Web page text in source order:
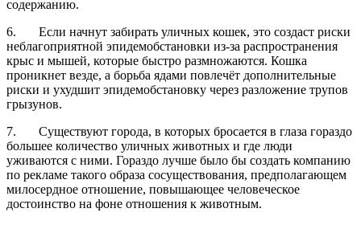
содержанию.
6. Если начнут забирать уличных кошек, это создаст риски
неблагоприятной эпидемобстановки из-за распространения
крыс и мышей, которые быстро размножаются. Кошка
проникнет везде, а борьба ядами повлечёт дополнительные
риски и ухудшит эпидемобстановку через разложение трупов
грызунов.
7. Существуют города, в которых бросается в глаза гораздо
большее количество уличных животных и где люди
уживаются с ними. Гораздо лучше было бы создать компанию
по рекламе такого образа сосуществования, предполагающем
милосердное отношение, повышающее человеческое
достоинство на фоне отношения к животным.